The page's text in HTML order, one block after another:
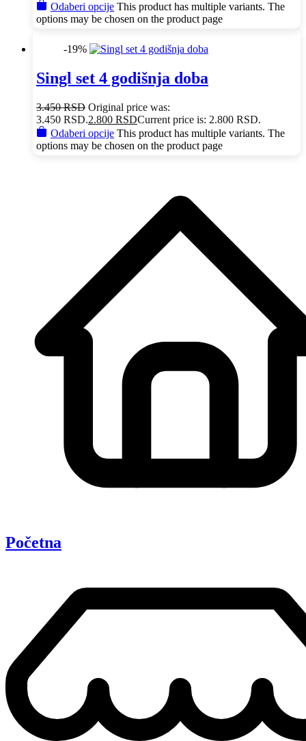
Odaberi opcije This product has multiple variants. The
options may be chosen on the product page
-19%
Singl set 4 godišnja doba
3.450RSD Original price was:
3.450 RSD.2.800 RSDCurrent price is: 2.800 RSD.
Odaberi opcije This product has multiple variants. The
options may be chosen on the product page
Početna